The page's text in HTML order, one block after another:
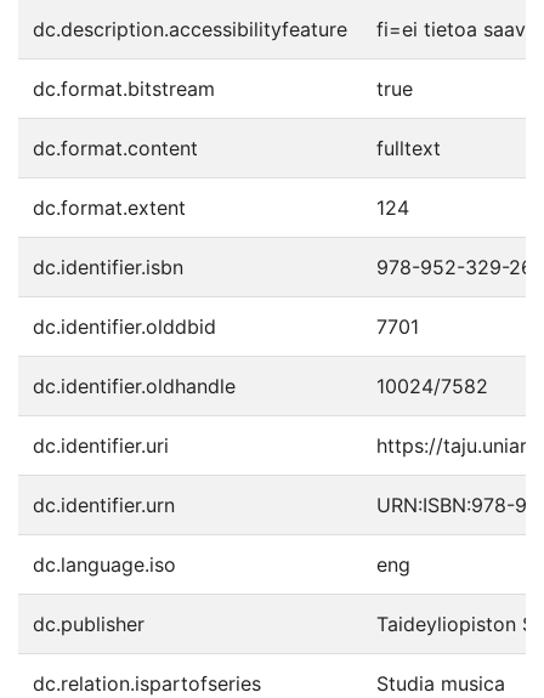
dc.description.accessibilityfeature fi=ei tietoa
dc.format.bitstream true
dc.format.content fulltext
dc.format.extent 124
dc.identifier.isbn 978-952-329-
dc.identifier.olddbid 7701
dc.identifier.oldhandle 10024/7582
dc.identifier.uri https://
dc.identifier.urn URN:ISBN:978-
dc.language.iso eng
dc.publisher Taideyliopiston
dc.relation.ispartofseries Studia musica